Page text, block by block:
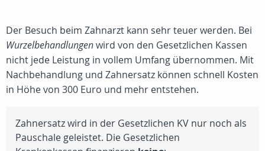
Der Besuch beim Zahnarzt kann sehr teuer werden. Bei
Wurzelbehandlungenwird von den Gesetzlichen Kassen
nicht jede Leistung in vollem Umfang übernommen. Mit
Nachbehandlung und Zahnersatz können schnell Kosten
in Höhe von 300 Euro und mehr entstehen.
Zahnersatz wird in der Gesetzlichen KV nur noch als
Pauschale geleistet. Die Gesetzlichen